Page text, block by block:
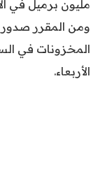
مليون برميل في
ومن المقرر صدور
الأربعاء.